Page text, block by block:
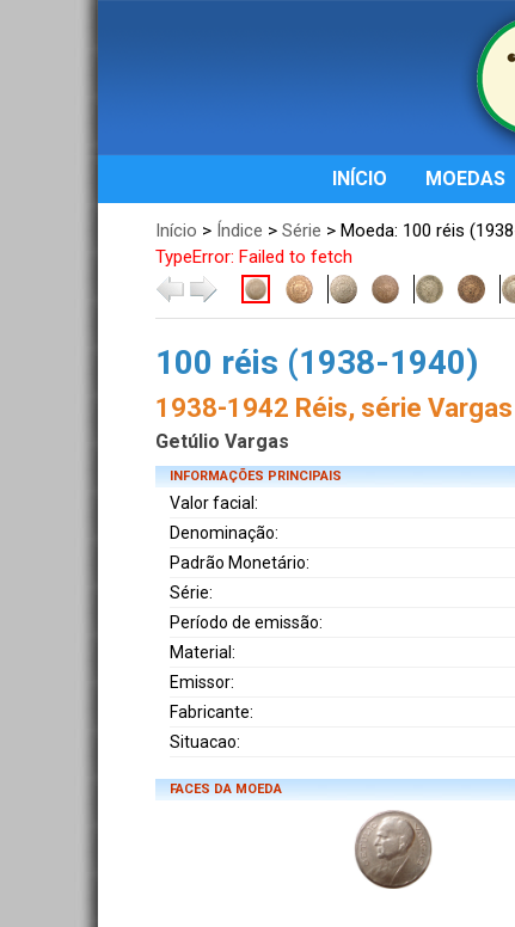
INÍCIO MOEDAS
Início > Índice > Série > Moeda: 100 réis
TypeError: Failed to fetch
100 réis (1938-1940)
1938-1942 Réis, série Vargas
Getúlio Vargas
INFORMAÇÕES PRINCIPAIS
Valor facial:
Denominação:
Padrão Monetário:
Série:
Período de emissão:
Material:
Emissor:
Fabricante:
Situacao:
FACES DA MOEDA